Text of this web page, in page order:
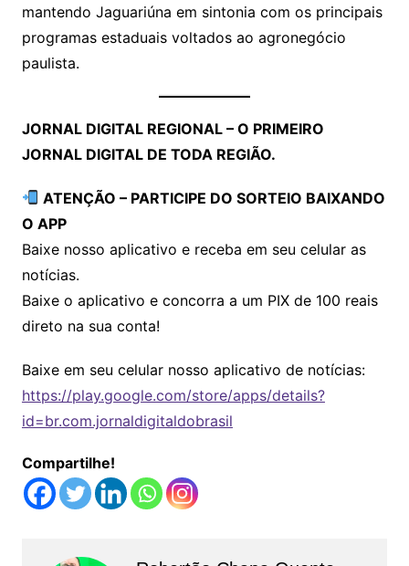
mantendo Jaguariúna em sintonia com os principais
programas estaduais voltados ao agronegócio
paulista.
JORNAL DIGITAL REGIONAL – O PRIMEIRO
JORNAL DIGITAL DE TODA REGIÃO.
ATENÇÃO – PARTICIPE DO SORTEIO BAIXANDO
O APP
Baixe nosso aplicativo e receba em seu celular as
notícias.
Baixe o aplicativo e concorra a um PIX de 100 reais
direto na sua conta!
Baixe em seu celular nosso aplicativo de notícias:
https://play.google.com/store/apps/details?
id=br.com.jornaldigitaldobrasil
Compartilhe!